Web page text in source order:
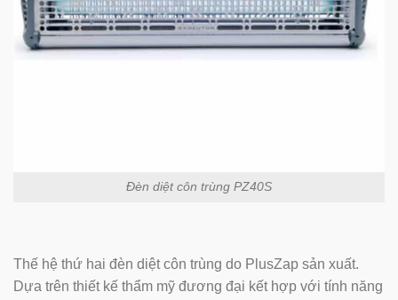
Đèn diệt côn trùng PZ40S
Thế hệ thứ hai đèn diệt côn trùng do PlusZap sản xuất.
Dựa trên thiết kế thẩm mỹ đương đại kết hợp với tính năng